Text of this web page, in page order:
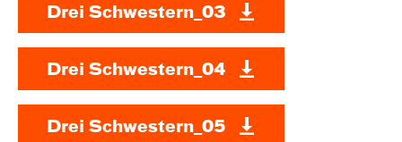
Drei Schwestern_03
Drei Schwestern_04
Drei Schwestern_05